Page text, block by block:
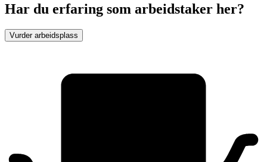
Har du erfaring som arbeidstaker her?
Vurder arbeidsplass